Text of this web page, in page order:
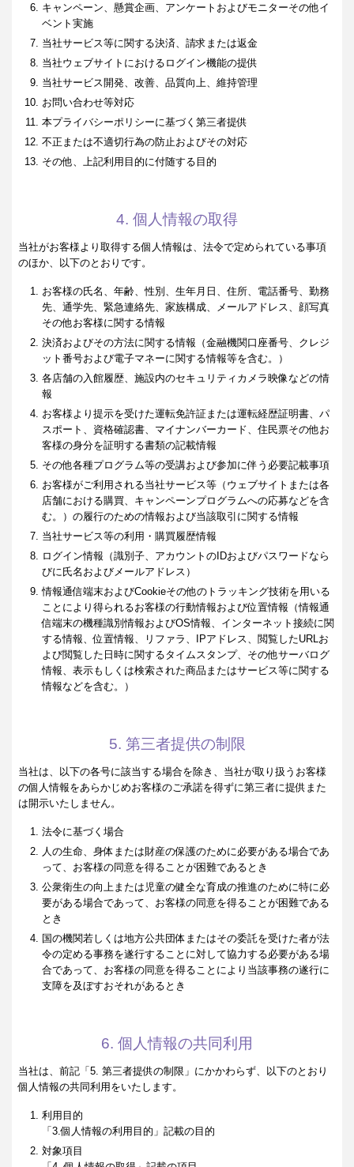
キャンペーン、懸賞企画、アンケートおよびモニターその他イ
ベント実施
当社サービス等に関する決済、請求または返金
当社ウェブサイトにおけるログイン機能の提供
当社サービス開発、改善、品質向上、維持管理
お問い合わせ等対応
本プライバシーポリシーに基づく第三者提供
不正または不適切行為の防止およびその対応
その他、上記利用目的に付随する目的
4. 個人情報の取得
当社がお客様より取得する個人情報は、法令で定められている事項
のほか、以下のとおりです。
お客様の氏名、年齢、性別、生年月日、住所、電話番号、勤務
先、通学先、緊急連絡先、家族構成、メールアドレス、顔写真
その他お客様に関する情報
決済およびその方法に関する情報（金融機関口座番号、クレジ
ット番号および電子マネーに関する情報等を含む。）
各店舗の入館履歴、施設内のセキュリティカメラ映像などの情
報
お客様より提示を受けた運転免許証または運転経歴証明書、パ
スポート、資格確認書、マイナンバーカード、住民票その他お
客様の身分を証明する書類の記載情報
その他各種プログラム等の受講および参加に伴う必要記載事項
お客様がご利用される当社サービス等（ウェブサイトまたは各
店舗における購買、キャンペーンプログラムへの応募などを含
む。）の履行のための情報および当該取引に関する情報
当社サービス等の利用・購買履歴情報
ログイン情報（識別子、アカウントのIDおよびパスワードなら
びに氏名およびメールアドレス）
情報通信端末およびCookieその他のトラッキング技術を用いる
ことにより得られるお客様の行動情報および位置情報（情報通
信端末の機種識別情報およびOS情報、インターネット接続に関
する情報、位置情報、リファラ、IPアドレス、閲覧したURLお
よび閲覧した日時に関するタイムスタンプ、その他サーバログ
情報、表示もしくは検索された商品またはサービス等に関する
情報などを含む。）
5. 第三者提供の制限
当社は、以下の各号に該当する場合を除き、当社が取り扱うお客様
の個人情報をあらかじめお客様のご承諾を得ずに第三者に提供また
は開示いたしません。
法令に基づく場合
人の生命、身体または財産の保護のために必要がある場合であ
って、お客様の同意を得ることが困難であるとき
公衆衛生の向上または児童の健全な育成の推進のために特に必
要がある場合であって、お客様の同意を得ることが困難である
とき
国の機関若しくは地方公共団体またはその委託を受けた者が法
令の定める事務を遂行することに対して協力する必要がある場
合であって、お客様の同意を得ることにより当該事務の遂行に
支障を及ぼすおそれがあるとき
6. 個人情報の共同利用
当社は、前記「5. 第三者提供の制限」にかかわらず、以下のとおり
個人情報の共同利用をいたします。
利用目的
「3.個人情報の利用目的」記載の目的
対象項目